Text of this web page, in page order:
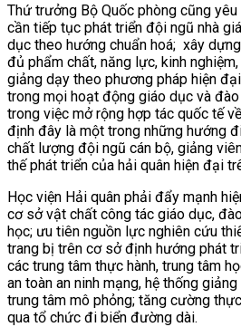
Thứ trưởng Bộ Quốc phòng cũng
cần tiếp tục phát triển đội ngũ nhà
dục theo hướng chuẩn hoá; xây
đủ phẩm chất, năng lực, kinh
giảng dạy theo phương pháp hiện
trong mọi hoạt động giáo dục và
trong việc mở rộng hợp tác quốc tế
định đây là một trong những hướng
chất lượng đội ngũ cán bộ, giảng
thế phát triển của hải quân hiện đại
Học viện Hải quân phải đẩy mạnh
cơ sở vật chất công tác giáo dục,
học; ưu tiên nguồn lực nghiên cứu
trang bị trên cơ sở định hướng phát
các trung tâm thực hành, trung tâm
an toàn an ninh mạng, hệ thống
trung tâm mô phỏng; tăng cường
qua tổ chức đi biển đường dài.